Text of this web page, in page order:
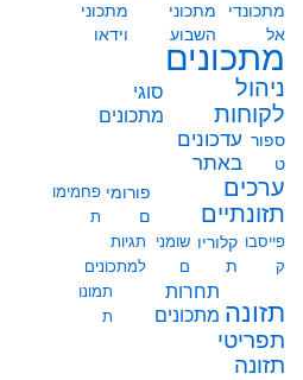
מתכונדי
אל
מתכוני
השבוע
מתכוני
וידאו
מתכונים
ניהול
לקוחות
סוגי
מתכונים
ספור
ט
עדכונים
באתר
ערכים
תזונתיים
פורומי
ם
פחמימו
ת
פייסבו
ק
קלוריו
ת
שומני
ם
תגיות
למתכונים
תזונה
תחרות
מתכונים
תמונו
ת
תפריטי
תזונה